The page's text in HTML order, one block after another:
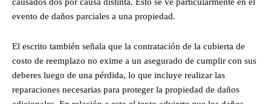
evento de daños parciales a una propiedad.
El escrito también señala que la contratación de la cubierta de
costo de reemplazo no exime a un asegurado de cumplir con sus
deberes luego de una pérdida, lo que incluye realizar las
reparaciones necesarias para proteger la propiedad de daños